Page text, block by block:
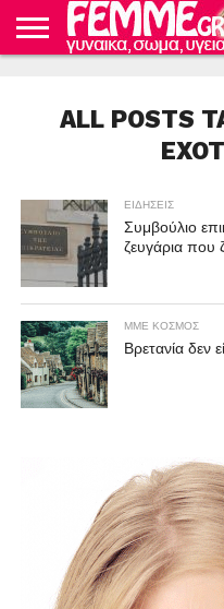
ΚΟΣΜΟΣ
ΔΙΑΤΡΟΦΗ
ΓΥΝΑΙΚΕΣ
ΓΥΝΑΙΚΕΙΟ
ΣΩΜΑ
ΜΩΡΟΥ
ALL POSTS
ΕΙΔΗΣΕΙΣ
Συμβούλιο
ζευγάρια που
ΜΜΕ ΚΟΣΜΟΣ
Βρετανία δεν